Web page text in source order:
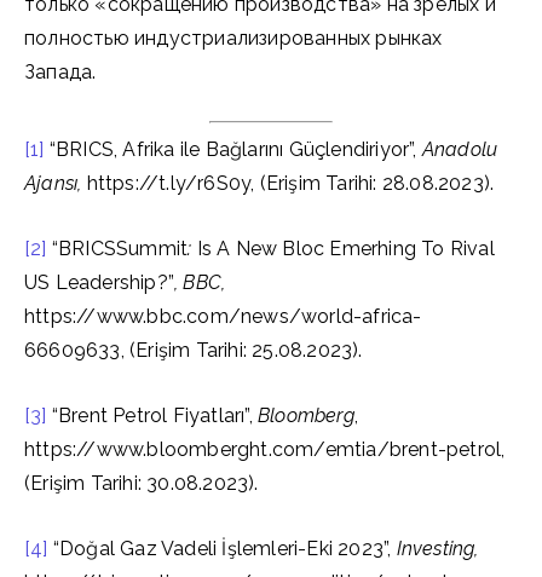
полностью индустриализированных рынках
Запада.
[1] “BRICS, Afrika ile Bağlarını Güçlendiriyor”, Anadolu
Ajansı, https://t.ly/r6S0y, (Erişim Tarihi: 28.08.2023).
[2] “BRICSSummit: Is A New Bloc Emerhing To Rival
US Leadership?”, BBC,
https://www.bbc.com/news/world-africa-
66609633, (Erişim Tarihi: 25.08.2023).
[3] “Brent Petrol Fiyatları”, Bloomberg,
https://www.bloomberght.com/emtia/brent-petrol,
(Erişim Tarihi: 30.08.2023).
[4] “Doğal Gaz Vadeli İşlemleri-Eki 2023”, Investing,